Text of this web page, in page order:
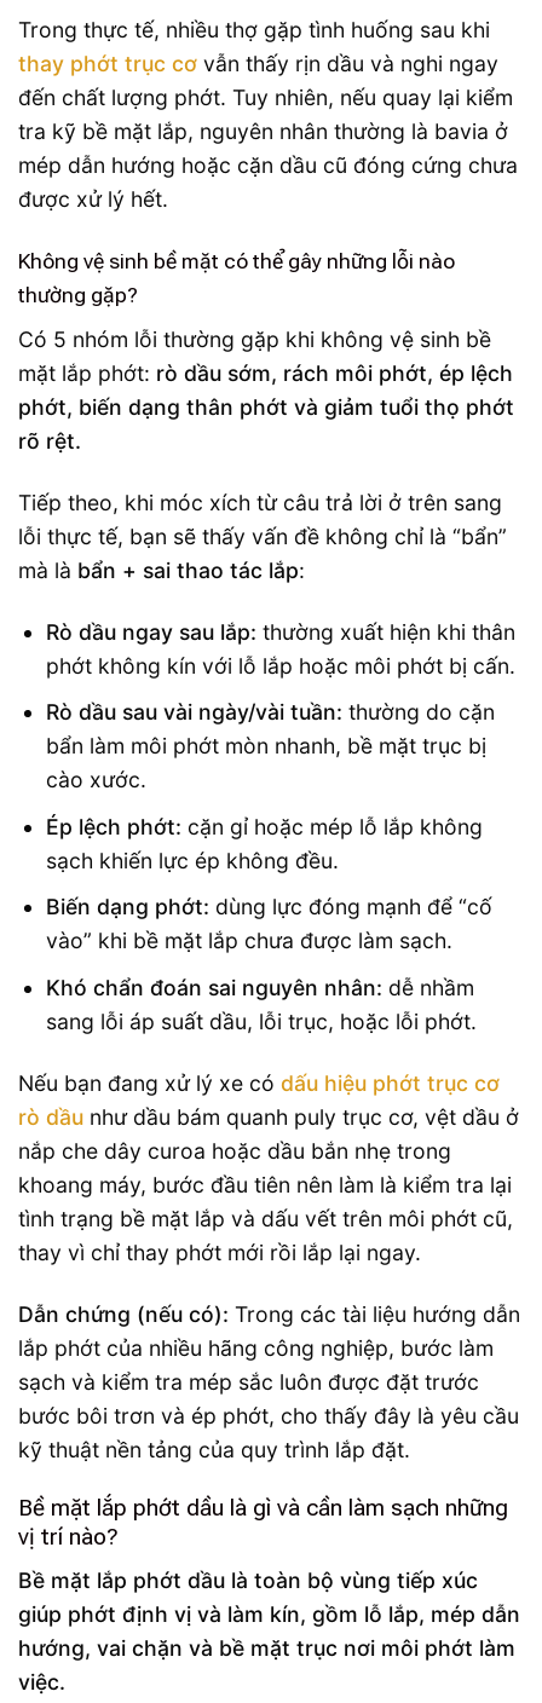
Trong thực tế, nhiều thợ gặp tình huống sau khi
thay phớt trục cơ vẫn thấy rịn dầu và nghi ngay
đến chất lượng phớt. Tuy nhiên, nếu quay lại kiểm
tra kỹ bề mặt lắp, nguyên nhân thường là bavia ở
mép dẫn hướng hoặc cặn dầu cũ đóng cứng chưa
được xử lý hết.
Không vệ sinh bề mặt có thể gây những lỗi nào
thường gặp?
Có 5 nhóm lỗi thường gặp khi không vệ sinh bề
mặt lắp phớt: rò dầu sớm, rách môi phớt, ép lệch
phớt, biến dạng thân phớt và giảm tuổi thọ phớt
rõ rệt.
Tiếp theo, khi móc xích từ câu trả lời ở trên sang
lỗi thực tế, bạn sẽ thấy vấn đề không chỉ là “bẩn”
mà là bẩn + sai thao tác lắp:
Rò dầu ngay sau lắp: thường xuất hiện khi thân
phớt không kín với lỗ lắp hoặc môi phớt bị cấn.
Rò dầu sau vài ngày/vài tuần: thường do cặn
bẩn làm môi phớt mòn nhanh, bề mặt trục bị
cào xước.
Ép lệch phớt: cặn gỉ hoặc mép lỗ lắp không
sạch khiến lực ép không đều.
Biến dạng phớt: dùng lực đóng mạnh để “cố
vào” khi bề mặt lắp chưa được làm sạch.
Khó chẩn đoán sai nguyên nhân: dễ nhầm
sang lỗi áp suất dầu, lỗi trục, hoặc lỗi phớt.
Nếu bạn đang xử lý xe có dấu hiệu phớt trục cơ
rò dầu như dầu bám quanh puly trục cơ, vệt dầu ở
nắp che dây curoa hoặc dầu bắn nhẹ trong
khoang máy, bước đầu tiên nên làm là kiểm tra lại
tình trạng bề mặt lắp và dấu vết trên môi phớt cũ,
thay vì chỉ thay phớt mới rồi lắp lại ngay.
Dẫn chứng (nếu có): Trong các tài liệu hướng dẫn
lắp phớt của nhiều hãng công nghiệp, bước làm
sạch và kiểm tra mép sắc luôn được đặt trước
bước bôi trơn và ép phớt, cho thấy đây là yêu cầu
kỹ thuật nền tảng của quy trình lắp đặt.
Bề mặt lắp phớt dầu là gì và cần làm sạch những
vị trí nào?
Bề mặt lắp phớt dầu là toàn bộ vùng tiếp xúc
giúp phớt định vị và làm kín, gồm lỗ lắp, mép dẫn
hướng, vai chặn và bề mặt trục nơi môi phớt làm
việc.